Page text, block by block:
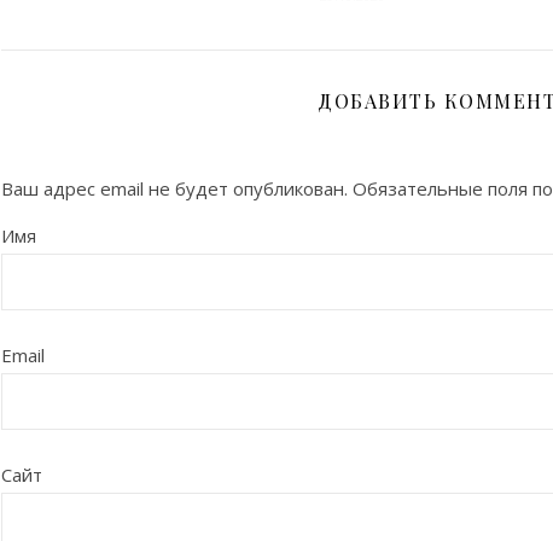
ДОБАВИТЬ
Ваш адрес email не будет опубликован. Обязательные поля
Имя
Email
Сайт